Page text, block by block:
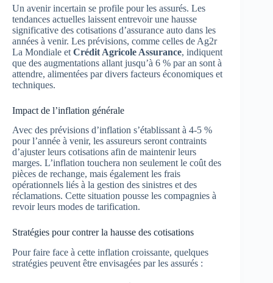
Un avenir incertain se profile pour les assurés. Les
tendances actuelles laissent entrevoir une hausse
significative des cotisations d’assurance auto dans les
années à venir. Les prévisions, comme celles de Ag2r
La Mondiale et Crédit Agricole Assurance, indiquent
que des augmentations allant jusqu’à 6 % par an sont à
attendre, alimentées par divers facteurs économiques et
techniques.
Impact de l’inflation générale
Avec des prévisions d’inflation s’établissant à 4-5 %
pour l’année à venir, les assureurs seront contraints
d’ajuster leurs cotisations afin de maintenir leurs
marges. L’inflation touchera non seulement le coût des
pièces de rechange, mais également les frais
opérationnels liés à la gestion des sinistres et des
réclamations. Cette situation pousse les compagnies à
revoir leurs modes de tarification.
Stratégies pour contrer la hausse des cotisations
Pour faire face à cette inflation croissante, quelques
stratégies peuvent être envisagées par les assurés :